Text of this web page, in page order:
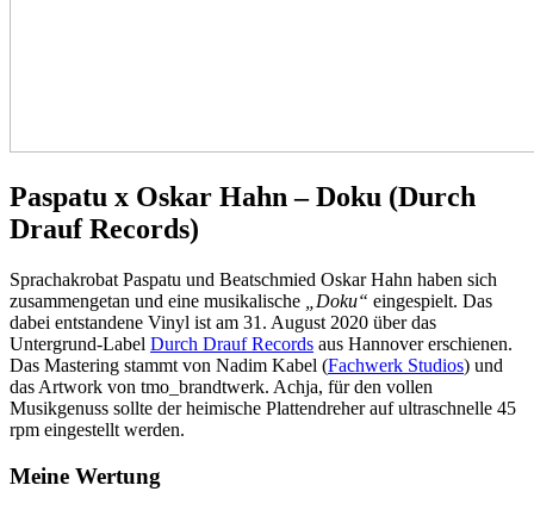
Paspatu x Oskar Hahn – Doku (Durch
Drauf Records)
Sprachakrobat Paspatu und Beatschmied Oskar Hahn haben sich
zusammengetan und eine musikalische
„Doku“ eingespielt. Das
dabei entstandene Vinyl ist am 31. August 2020 über das
Untergrund-Label Durch Drauf Records aus Hannover erschienen.
Das Mastering stammt von Nadim Kabel (Fachwerk Studios) und
das Artwork von tmo_brandtwerk. Achja, für den vollen
Musikgenuss sollte der heimische Plattendreher auf ultraschnelle 45
rpm eingestellt werden.
Meine Wertung